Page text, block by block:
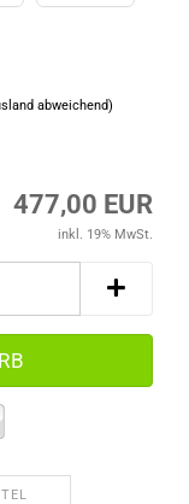
abweichend)
477,00 EUR
inkl. 19% MwSt.